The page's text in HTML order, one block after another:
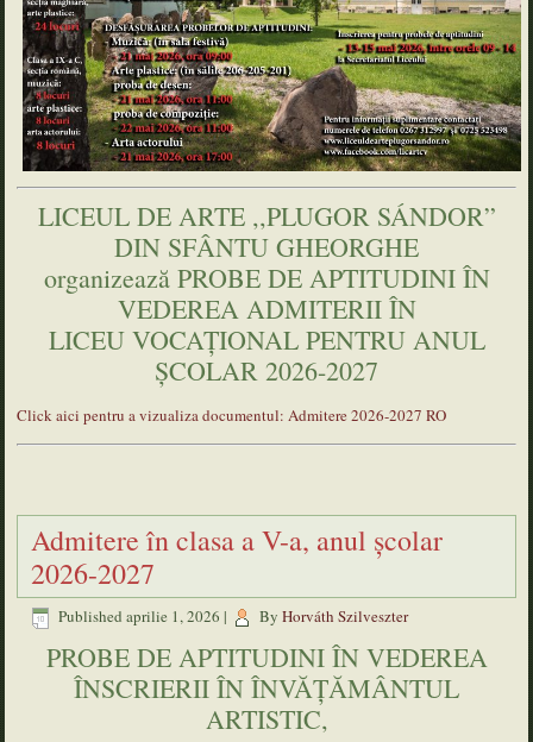
LICEUL DE ARTE ,,PLUGOR SÁNDOR”
DIN SFÂNTU GHEORGHE
organizează PROBE DE APTITUDINI ÎN
VEDEREA ADMITERII ÎN
LICEU VOCAŢIONAL PENTRU ANUL
ȘCOLAR 2026-2027
Click aici pentru a vizualiza documentul: Admitere 2026-2027 RO
Admitere în clasa a V-a, anul şcolar
2026-2027
Published aprilie 1, 2026 | By Horváth Szilveszter
PROBE DE APTITUDINI ÎN VEDEREA
ÎNSCRIERII ÎN ÎNVĂȚĂMÂNTUL
ARTISTIC,